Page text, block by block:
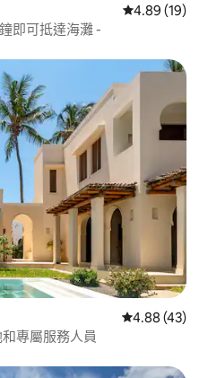
從 19 則評價
4.89 (19)
即可抵達海灘 -
從 43 則評價
4.88 (43)
專屬服務人員